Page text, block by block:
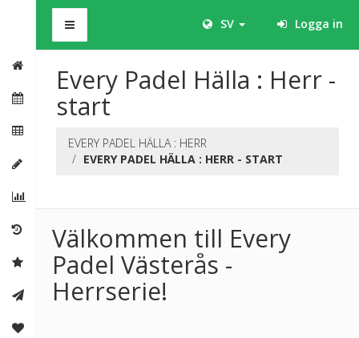
SV Logga in
Every Padel Hälla : Herr -
start
EVERY PADEL HÄLLA : HERR
EVERY PADEL HÄLLA : HERR - START
Välkommen till Every
Padel Västerås -
Herrserie!